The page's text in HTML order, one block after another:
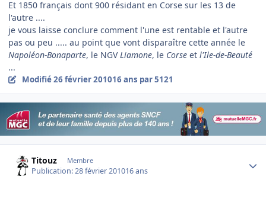
Et 1850 français dont 900 résidant en Corse sur les 13 de
l'autre ....
je vous laisse conclure comment l'une est rentable et l'autre
pas ou peu ..... au point que vont disparaître cette année le
Napoléon-Bonaparte, le NGVLiamone, le Corse et l'Ile-de-Beauté
...
Modifié26 février 201016 ans par 5121
Titouz Membre
Publication:28 février 201016 ans